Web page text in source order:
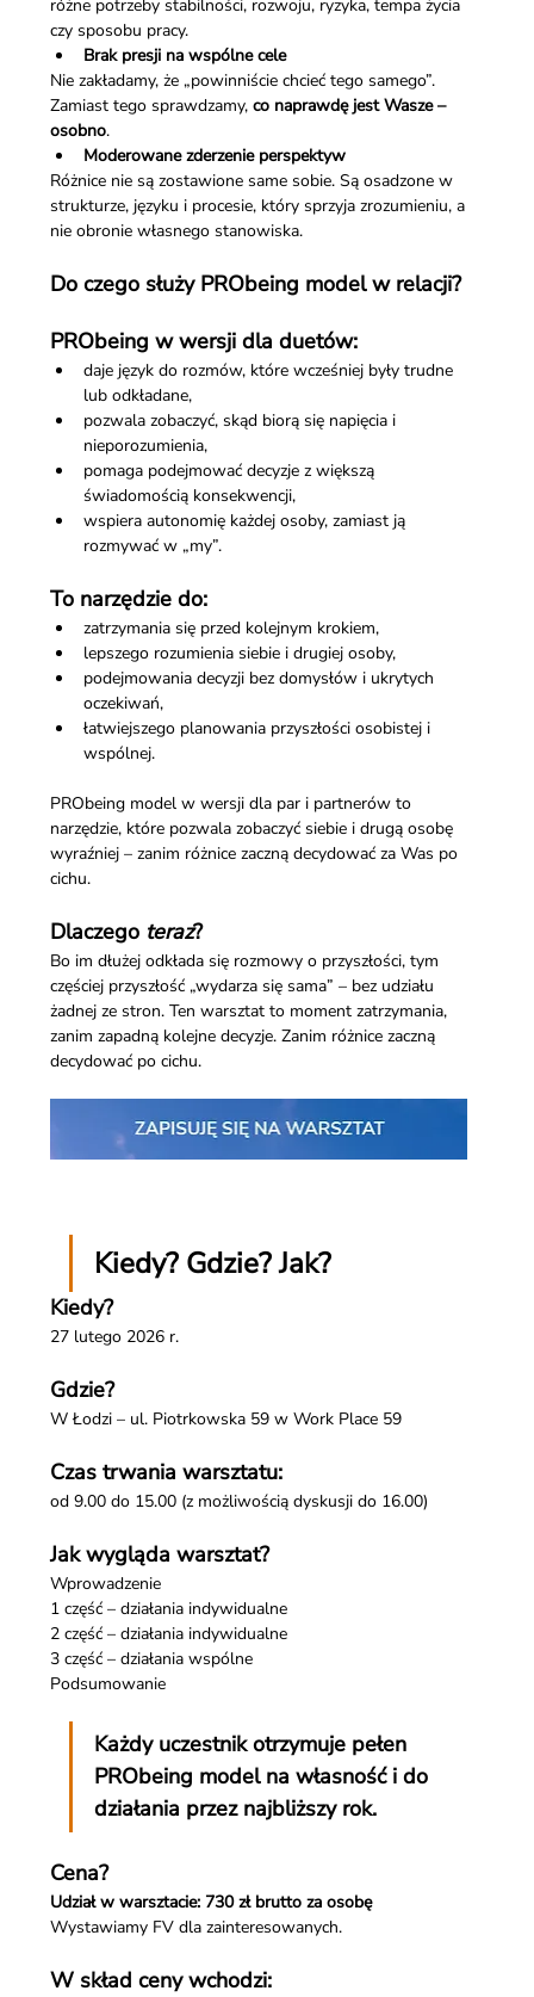
różne potrzeby stabilności, rozwoju, ryzyka, tempa życia
czy sposobu pracy.
Brak presji na wspólne cele
Nie zakładamy, że „powinniście chcieć tego samego”.
Zamiast tego sprawdzamy, co naprawdę jest Wasze –
osobno.
Moderowane zderzenie perspektyw
Różnice nie są zostawione same sobie. Są osadzone w
strukturze, języku i procesie, który sprzyja zrozumieniu, a
nie obronie własnego stanowiska.
Do czego służy PRObeing model w relacji?
PRObeing w wersji dla duetów:
daje język do rozmów, które wcześniej były trudne
lub odkładane,
pozwala zobaczyć, skąd biorą się napięcia i
nieporozumienia,
pomaga podejmować decyzje z większą
świadomością konsekwencji,
wspiera autonomię każdej osoby, zamiast ją
rozmywać w „my”.
To narzędzie do:
zatrzymania się przed kolejnym krokiem,
lepszego rozumienia siebie i drugiej osoby,
podejmowania decyzji bez domysłów i ukrytych
oczekiwań,
łatwiejszego planowania przyszłości osobistej i
wspólnej.
PRObeing model w wersji dla par i partnerów to
narzędzie, które pozwala zobaczyć siebie i drugą osobę
wyraźniej – zanim różnice zaczną decydować za Was po
cichu.
Dlaczego teraz?
Bo im dłużej odkłada się rozmowy o przyszłości, tym
częściej przyszłość „wydarza się sama” – bez udziału
żadnej ze stron. Ten warsztat to moment zatrzymania,
zanim zapadną kolejne decyzje. Zanim różnice zaczną
decydować po cichu.
Kiedy? Gdzie? Jak?
Kiedy?
27 lutego 2026 r.
Gdzie?
W Łodzi – ul. Piotrkowska 59 w Work Place 59
Czas trwania warsztatu:
od 9.00 do 15.00 (z możliwością dyskusji do 16.00)
Jak wygląda warsztat?
Wprowadzenie
1 część – działania indywidualne
2 część – działania indywidualne
3 część – działania wspólne
Podsumowanie
Każdy uczestnik otrzymuje pełen
PRObeing model na własność i do
działania przez najbliższy rok.
Cena?
Udział w warsztacie: 730 zł brutto za osobę
Wystawiamy FV dla zainteresowanych.
W skład ceny wchodzi: